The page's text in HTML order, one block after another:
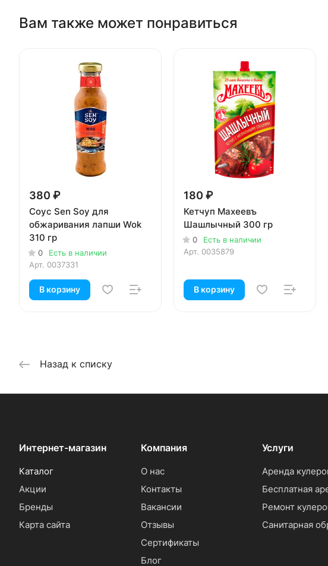
Вам также может понравиться
380 ₽
Соус Sen Soy для
обжаривания лапши Wok
310 гр
0
Есть в наличии
Арт. 0037331
В корзину
180 ₽
Кетчуп Махеевъ
Шашлычный 300 гр
0
Есть в наличии
Арт. 0035879
В корзину
Назад к списку
Интернет-магазин
Каталог
Акции
Бренды
Карта сайта
Компания
О нас
Контакты
Вакансии
Отзывы
Сертификаты
Блог
Услуги
Аренда
Бесплатная
Ремонт
Санитарная